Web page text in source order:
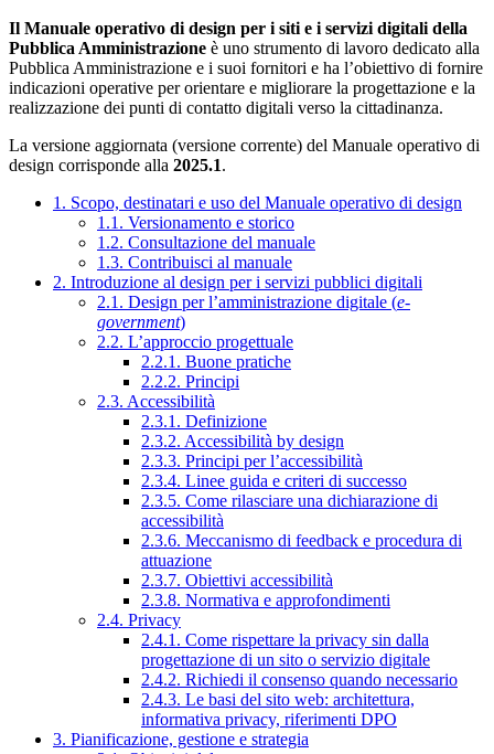
Il Manuale operativo di design per i siti e i servizi digitali della
Pubblica Amministrazione è uno strumento di lavoro dedicato alla
Pubblica Amministrazione e i suoi fornitori e ha l’obiettivo di fornire
indicazioni operative per orientare e migliorare la progettazione e la
realizzazione dei punti di contatto digitali verso la cittadinanza.
La versione aggiornata (versione corrente) del Manuale operativo di
design corrisponde alla 2025.1.
1. Scopo, destinatari e uso del Manuale operativo di design
1.1. Versionamento e storico
1.2. Consultazione del manuale
1.3. Contribuisci al manuale
2. Introduzione al design per i servizi pubblici digitali
2.1. Design per l’amministrazione digitale (e-
government)
2.2. L’approccio progettuale
2.2.1. Buone pratiche
2.2.2. Principi
2.3. Accessibilità
2.3.1. Definizione
2.3.2. Accessibilità by design
2.3.3. Principi per l’accessibilità
2.3.4. Linee guida e criteri di successo
2.3.5. Come rilasciare una dichiarazione di
accessibilità
2.3.6. Meccanismo di feedback e procedura di
attuazione
2.3.7. Obiettivi accessibilità
2.3.8. Normativa e approfondimenti
2.4. Privacy
2.4.1. Come rispettare la privacy sin dalla
progettazione di un sito o servizio digitale
2.4.2. Richiedi il consenso quando necessario
2.4.3. Le basi del sito web: architettura,
informativa privacy, riferimenti DPO
3. Pianificazione, gestione e strategia